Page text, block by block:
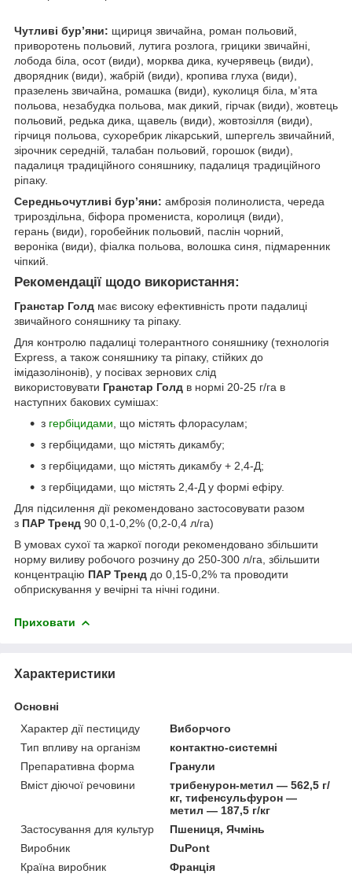
Чутливі бур’яни: щириця звичайна, роман польовий,
приворотень польовий, лутига розлога, грицики звичайні,
лобода біла, осот (види), морква дика, кучерявець (види),
дворядник (види), жабрій (види), кропива глуха (види),
празелень звичайна, ромашка (види), куколиця біла, м’ята
польова, незабудка польова, мак дикий, гірчак (види), жовтець
польовий, редька дика, щавель (види), жовтозілля (види),
гірчиця польова, сухоребрик лікарський, шпергель звичайний,
зірочник середній, талабан польовий, горошок (види),
падалиця традиційного соняшнику, падалиця традиційного
ріпаку.
Середньочутливі бур’яни: амброзія полинолиста, череда
трироздільна, біфора промениста, королиця (види),
герань (види), горобейник польовий, паслін чорний,
вероніка (види), фіалка польова, волошка синя, підмаренник
чіпкий.
Рекомендації щодо використання:
Гранстар Голд має високу ефективність проти падалиці
звичайного соняшнику та ріпаку.
Для контролю падалиці толерантного соняшнику (технологія
Express, а також соняшнику та ріпаку, стійких до
імідазолінонів), у посівах зернових слід
використовувати Гранстар Голд в нормі 20-25 г/га в
наступних бакових сумішах:
з гербіцидами , що містять флорасулам;
з гербіцидами, що містять дикамбу;
з гербіцидами, що містять дикамбу + 2,4-Д;
з гербіцидами, що містять 2,4-Д у формі ефіру.
Для підсилення дії рекомендовано застосовувати разом
з ПАР Тренд 90 0,1-0,2% (0,2-0,4 л/га)
В умовах сухої та жаркої погоди рекомендовано збільшити
норму виливу робочого розчину до 250-300 л/га, збільшити
концентрацію ПАР Тренд до 0,15-0,2% та проводити
обприскування у вечірні та нічні години.
Приховати
Характеристики
Основні
Характер дії пестициду
Виборчого
Тип впливу на організм
контактно-системні
Препаративна форма
Гранули
Вміст діючої речовини
трибенурон-метил — 562,5 г/
кг, тифенсульфурон —
метил — 187,5 г/кг
Застосування для культур
Пшениця, Ячмінь
Виробник
DuPont
Країна виробник
Франція